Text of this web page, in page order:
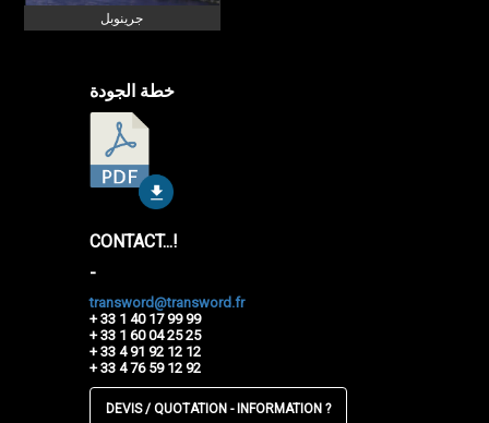
جرينوبل
خطة الجودة
CONTACT...!
-
transword@transword.fr
+ 33 1 40 17 99 99
+ 33 1 60 04 25 25
+ 33 4 91 92 12 12
+ 33 4 76 59 12 92
DEVIS / QUOTATION - INFORMATION ?